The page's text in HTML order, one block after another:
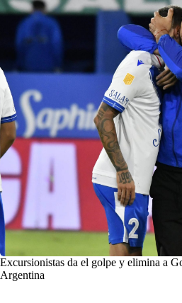
Excursionistas da el golpe y elimina a
Argentina